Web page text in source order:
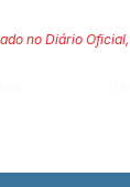
no Diário